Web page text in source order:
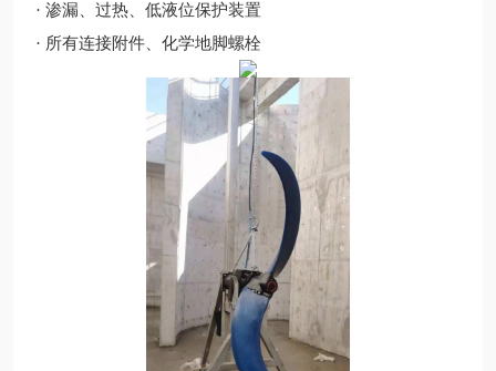
· 渗漏、过热、低液位保护装置
· 所有连接附件、化学地脚螺栓